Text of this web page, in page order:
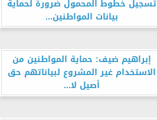
تسجيل خطوط المحمول ضرورة لحماية
بيانات المواطنين...
إبراهيم ضيف: حماية المواطنين من
الاستخدام غير المشروع لبياناتهم حق
أصيل لا...